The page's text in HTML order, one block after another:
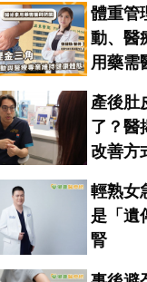
體重管
動、醫
用藥需
產後肚
了？醫
改善方
輕熟女
是「遺
腎